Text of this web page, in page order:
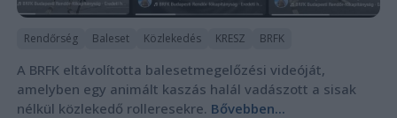
Rendőrség Baleset Közlekedés KRESZ BRFK
A BRFK eltávolította balesetmegelőzési videóját,
amelyben egy animált kaszás halál vadászott a sisak
nélkül közlekedő rolleresekre. Bővebben...